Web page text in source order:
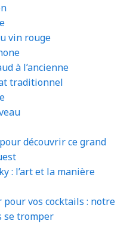
vin rouge
à l’ancienne
traditionnel
découvrir ce grand
: l’art et la manière
vos cocktails : notre
se tromper